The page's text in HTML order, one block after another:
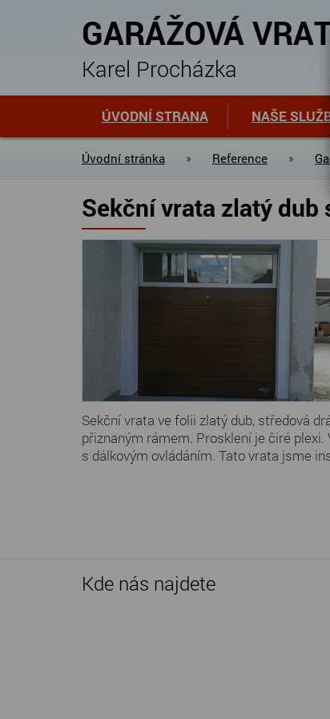
GARÁŽOVÁ
Karel Procházka
ÚVODNÍ STRANA NAŠE
Úvodní stránka » Reference »
Sekční vrata zlatý
Sekční vrata ve folii zlatý dub, středová
přiznaným rámem. Prosklení je čiré
s dálkovým ovládáním. Tato vrata jsme
Kde nás najdete